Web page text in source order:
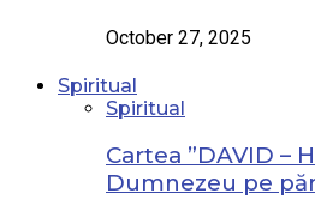
October 27, 2025
Spiritual
Spiritual
Cartea ”DAVID –
Dumnezeu pe